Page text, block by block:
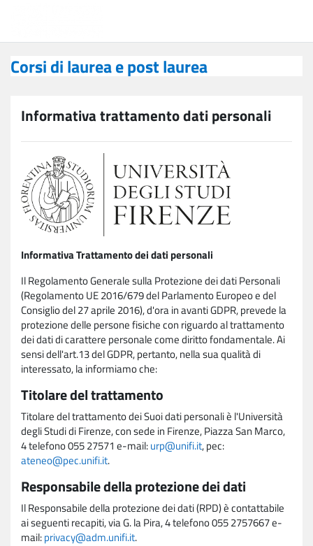
Corsi di laurea e post laurea
Informativa trattamento dati personali
Informativa Trattamento dei dati personali
Il Regolamento Generale sulla Protezione dei dati Personali
(Regolamento UE 2016/679 del Parlamento Europeo e del
Consiglio del 27 aprile 2016), d'ora in avanti GDPR, prevede la
protezione delle persone fisiche con riguardo al trattamento
dei dati di carattere personale come diritto fondamentale. Ai
sensi dell'art.13 del GDPR, pertanto, nella sua qualità di
interessato, la informiamo che:
Titolare del trattamento
Titolare del trattamento dei Suoi dati personali è l'Università
degli Studi di Firenze, con sede in Firenze, Piazza San Marco,
4 telefono 055 27571 e-mail:urp@unifi.it, pec:
ateneo@pec.unifi.it.
Responsabile della protezione dei dati
Il Responsabile della protezione dei dati (RPD) è contattabile
ai seguenti recapiti, via G. la Pira, 4 telefono 055 2757667 e-
mail:privacy@adm.unifi.it.